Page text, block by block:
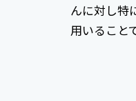
んに対し特
用いること